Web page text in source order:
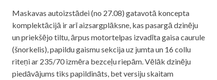
Maskavas autoizstādei (no 27.08) gatavotā koncepta
komplektācijā ir arī aizsargplāksne, kas pasargā dzinēju
un priekšējo tiltu, ārpus motortelpas izvadīta gaisa caurule
(šnorkelis), papildu gaismu sekcija uz jumta un 16 collu
riteņi ar 235/70 izmēra bezceļu riepām. Vēlāk dzinēju
piedāvājums tiks papildināts, bet versiju skaitam